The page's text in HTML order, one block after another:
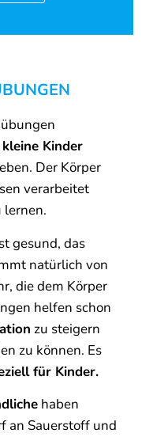
kleine Kinder
Der Körper
verarbeitet
lernen.
gesund, das
natürlich von
die dem Körper
helfen schon
zu steigern
zu können. Es
für Kinder.
haben
an Sauerstoff und